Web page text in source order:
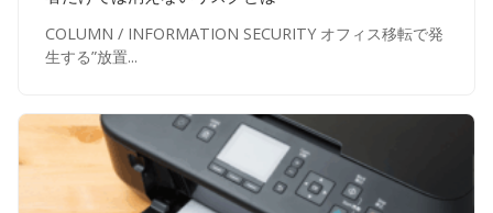
COLUMN / INFORMATION SECURITY オフィス移転で発
生する”放置...